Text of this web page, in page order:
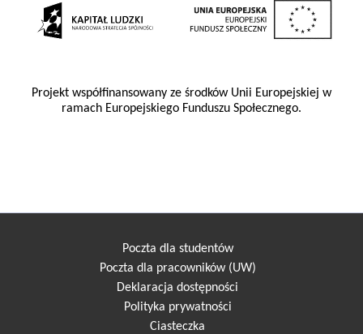
Projekt współfinansowany ze środków Unii Europejskiej w
ramach Europejskiego Funduszu Społecznego.
Poczta dla studentów
Poczta dla pracowników (UW)
Deklaracja dostępności
Polityka prywatności
Ciasteczka